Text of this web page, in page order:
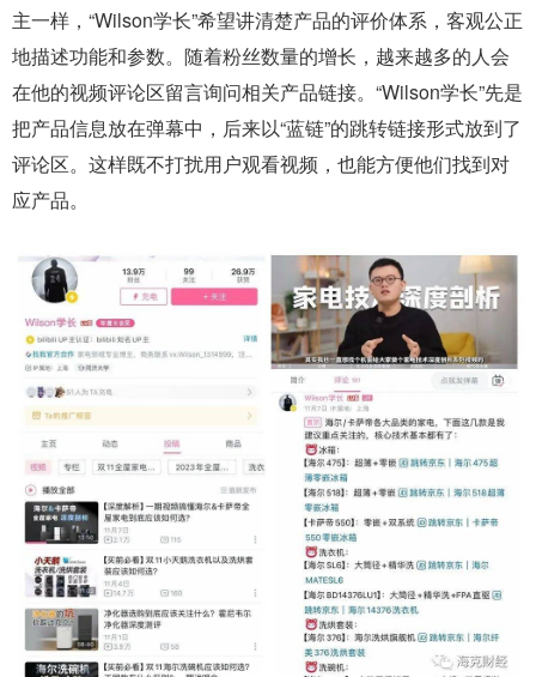
主一样，“Wilson学长”希望讲清楚产品的评价体系，客观公正
地描述功能和参数。随着粉丝数量的增长，越来越多的人会
在他的视频评论区留言询问相关产品链接。“Wilson学长”先是
把产品信息放在弹幕中，后来以“蓝链”的跳转链接形式放到了
评论区。这样既不打扰用户观看视频，也能方便他们找到对
应产品。